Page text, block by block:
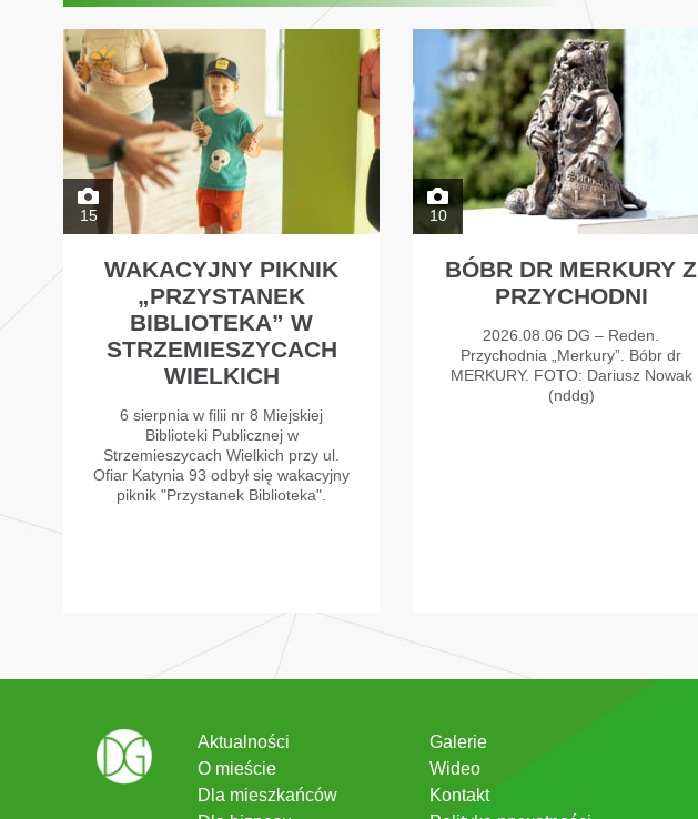
15
WAKACYJNY PIKNIK
„PRZYSTANEK
BIBLIOTEKA” W
STRZEMIESZYCACH
WIELKICH
6 sierpnia w filii nr 8 Miejskiej
Biblioteki Publicznej w
Strzemieszycach Wielkich przy ul.
Ofiar Katynia 93 odbył się wakacyjny
piknik "Przystanek Biblioteka".
10
BÓBR DR MERKURY Z
PRZYCHODNI
2026.08.06 DG – Reden.
Przychodnia „Merkury”. Bóbr dr
MERKURY. FOTO: Dariusz Nowak
(nddg)
Aktualności
O mieście
Dla mieszkańców
Galerie
Wideo
Kontakt